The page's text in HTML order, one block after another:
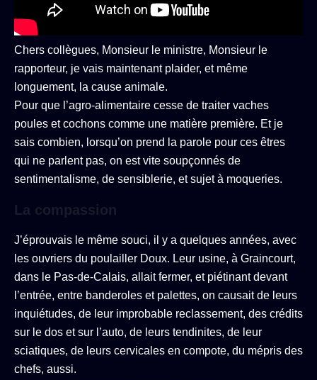
Chers collègues, Monsieur le ministre, Monsieur le
rapporteur, je vais maintenant plaider, et même
longuement, la cause animale.
Pour que l’agro-alimentaire cesse de traiter vaches
poules et cochons comme une matière première. Et je
sais combien, lorsqu’on prend la parole pour ces êtres
qui ne parlent pas, on est vite soupçonnés de
sentimentalisme, de sensiblerie, et sujet à moqueries.
La compassion
J’éprouvais le même souci, il y a quelques années, avec
les ouvriers du poulailler Doux. Leur usine, à Graincourt,
dans le Pas-de-Calais, allait fermer, et piétinant devant
l’entrée, entre banderoles et palettes, on causait de leurs
inquiétudes, de leur improbable reclassement, des crédits
sur le dos et sur l’auto, de leurs tendinites, de leur
sciatiques, de leurs cervicales en compote, du mépris des
chefs, aussi.